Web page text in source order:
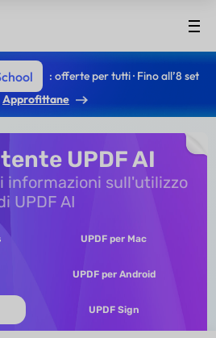
: offerte per tutti · Fino all’8 set
Approfittane
UPDF AI
informazioni sull'utilizzo
UPDF AI
UPDF per Mac
UPDF per Android
UPDF Sign